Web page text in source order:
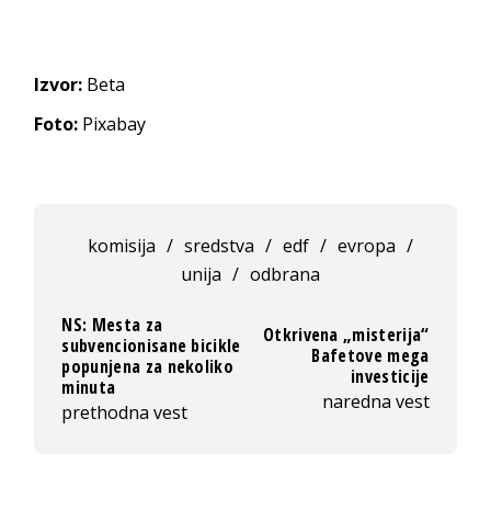
Izvor: Beta
Foto: Pixabay
komisija / sredstva / edf / evropa /
unija / odbrana
NS: Mesta za
subvencionisane bicikle
popunjena za nekoliko
minuta
prethodna vest
Otkrivena „misterija“
Bafetove mega
investicije
naredna vest